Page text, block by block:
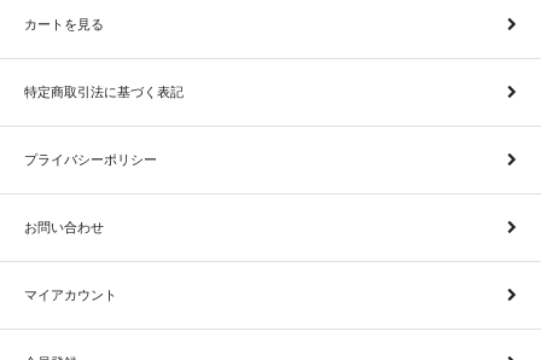
カートを見る
特定商取引法に基づく表記
プライバシーポリシー
お問い合わせ
マイアカウント